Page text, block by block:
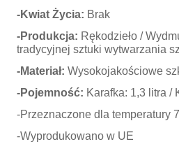
-Kwiat Życia: Brak
-Produkcja: Rękodzieło /
tradycyjnej sztuki wytwarzania
-Materiał: Wysokojakościowe
-Pojemność: Karafka: 1,3 litra /
-Przeznaczone dla temperatury
-Wyprodukowano w UE